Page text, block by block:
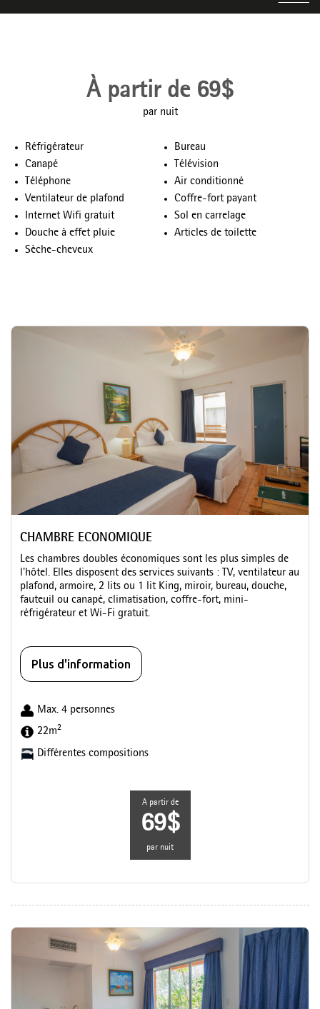
À partir de 69$
par nuit
Réfrigérateur
Bureau
Canapé
Télévision
Téléphone
Air conditionné
Ventilateur de plafond
Coffre-fort payant
Internet Wifi gratuit
Sol en carrelage
Douche à effet pluie
Articles de toilette
Sèche-cheveux
CHAMBRE ECONOMIQUE
Les chambres doubles économiques sont les plus simples de
l'hôtel. Elles disposent des services suivants : TV, ventilateur au
plafond, armoire, 2 lits ou 1 lit King, miroir, bureau, douche,
fauteuil ou canapé, climatisation, coffre-fort, mini-
réfrigérateur et Wi-Fi gratuit.
Plus d'information
Max. 4 personnes
22m2
Différentes compositions
A partir de
69$
par nuit